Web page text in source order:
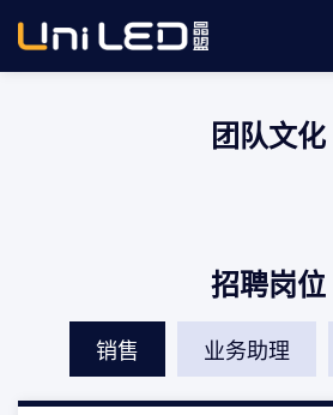
团队文化
招聘岗位
销售 业务助理